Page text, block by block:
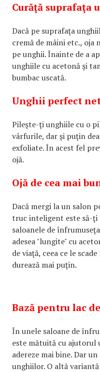
Curăţă suprafaţa
Dacă pe suprafaţa
cremă de mâini etc., oja
pe unghii. Înainte de a
unghiile cu acetonă şi
bumbac uscată.
Unghii perfect
Pileşte-ţi unghiile cu o
vârfurile, dar şi puţin
exfoliate. În acest fel
ojă.
Ojă de cea mai
Dacă mergi la un salon
truc inteligent este să-ţi
saloanele de
adesea "lungite" cu
de viaţă, ceea ce le
durează mai puţin.
Bază pentru lac
În unele saloane de
este mătuită cu ajutorul
adereze mai bine. Dar
unghiilor. O altă